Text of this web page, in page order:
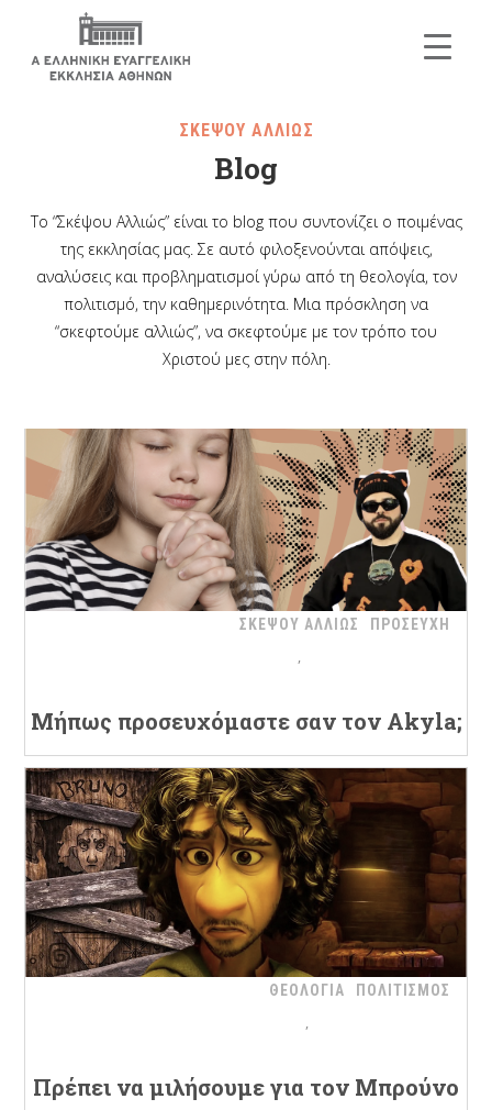
ΣΚΕΨΟΥ ΑΛΛΙΩΣ
Blog
Το “Σκέψου Αλλιώς” είναι το blog που συντονίζει ο ποιμένας
της εκκλησίας μας. Σε αυτό φιλοξενούνται απόψεις,
αναλύσεις και προβληματισμοί γύρω από τη θεολογία, τον
πολιτισμό, την καθημερινότητα. Μια πρόσκληση να
“σκεφτούμε αλλιώς”, να σκεφτούμε με τον τρόπο του
Χριστού μες στην πόλη.
ΣΚΕΨΟΥ ΑΛΛΙΩΣ ΠΡΟΣΕΥΧΗ
Μήπως προσευχόμαστε σαν τον Akyla;
ΘΕΟΛΟΓΙΑ ΠΟΛΙΤΙΣΜΟΣ
Πρέπει να μιλήσουμε για τον Μπρούνο